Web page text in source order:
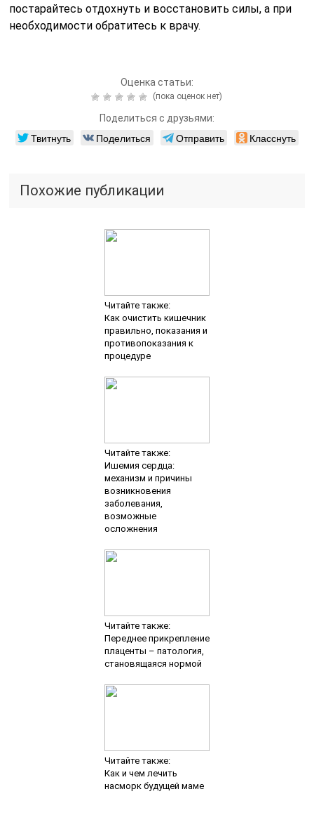
постарайтесь отдохнуть и восстановить силы, а при
необходимости обратитесь к врачу.
Оценка статьи:
(пока оценок нет)
Поделиться с друзьями:
Твитнуть Поделиться Отправить Класснуть
Похожие публикации
Читайте также:
Как очистить кишечник
правильно, показания и
противопоказания к
процедуре
Читайте также:
Ишемия сердца:
механизм и причины
возникновения
заболевания,
возможные
осложнения
Читайте также:
Переднее прикрепление
плаценты – патология,
становящаяся нормой
Читайте также:
Как и чем лечить
насморк будущей маме